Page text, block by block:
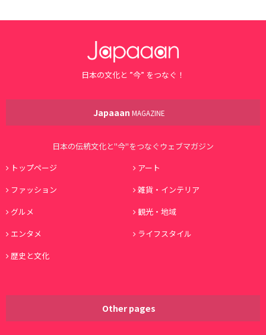
日本の文化と ”今” をつなぐ！
Japaaan MAGAZINE
日本の伝統文化と"今"をつなぐウェブマガジン
トップページ
アート
ファッション
雑貨・インテリア
グルメ
観光・地域
エンタメ
ライフスタイル
歴史と文化
Other pages